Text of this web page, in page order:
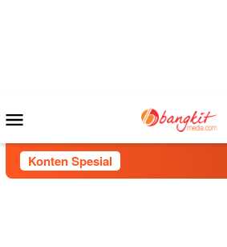
Mobile
Konten Spesial